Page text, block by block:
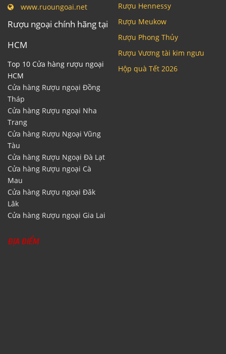
www.ruoungoai.net
Rượu ngoại chính hãng tại
HCM
Top 10 Cửa hàng rượu ngoại
HCM
Cửa hàng Rượu ngoại Đồng
Tháp
Cửa hàng Rượu ngoại Nha
Trang
Cửa hàng Rượu Ngoại Vũng
Tàu
Cửa hàng Rượu Ngoại Đà Lạt
Cửa hàng Rượu ngoại Cà
Mau
Cửa hàng Rượu ngoại Đăk
Lăk
Cửa hàng Rượu ngoại Gia Lai
Rượu Hennessy
Rượu Meukow
Rượu Phong Thủy
Rượu Vương tài kim ngưu
Hộp quà Tết 2026
ĐỊA ĐIỂM